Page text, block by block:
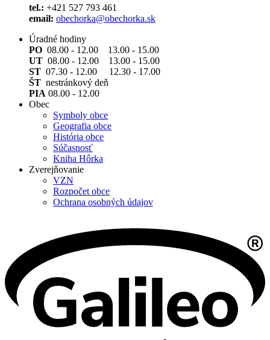
tel.: +421 527 793 461
email: obechorka@obechorka.sk
Úradné hodiny
PO 08.00 - 12.00 13.00 - 15.00
UT 08.00 - 12.00 13.00 - 15.00
ST 07.30 - 12.00 12.30 - 17.00
ŠT nestránkový deň
PIA 08.00 - 12.00
Obec
Symboly obce
Geografia obce
História obce
Súčasnosť
Kniha Hôrka
Zverejňovanie
VZN
Rozpočet obce
Ochrana osobných údajov